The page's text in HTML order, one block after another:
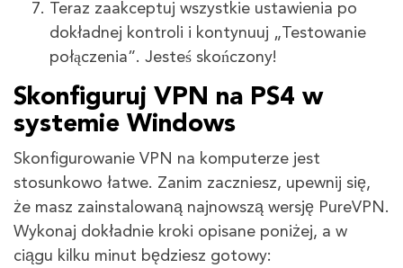
Teraz zaakceptuj wszystkie ustawienia po
dokładnej kontroli i kontynuuj „Testowanie
połączenia”. Jesteś skończony!
Skonfiguruj VPN na PS4 w
systemie Windows
Skonfigurowanie VPN na komputerze jest
stosunkowo łatwe. Zanim zaczniesz, upewnij się,
że masz zainstalowaną najnowszą wersję PureVPN.
Wykonaj dokładnie kroki opisane poniżej, a w
ciągu kilku minut będziesz gotowy: